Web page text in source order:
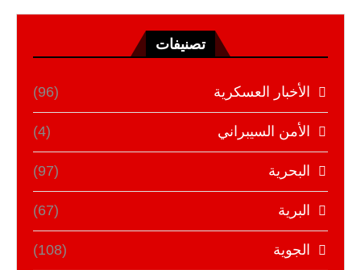
تصنيفات
الأخبار العسكرية (96)
الأمن السيبراني (4)
البحرية (97)
البرية (67)
الجوية (108)